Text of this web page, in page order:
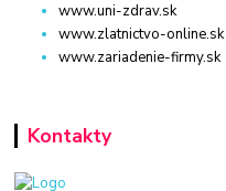
www.uni-zdrav.sk
www.zlatnictvo-online.sk
www.zariadenie-firmy.sk
Kontakty